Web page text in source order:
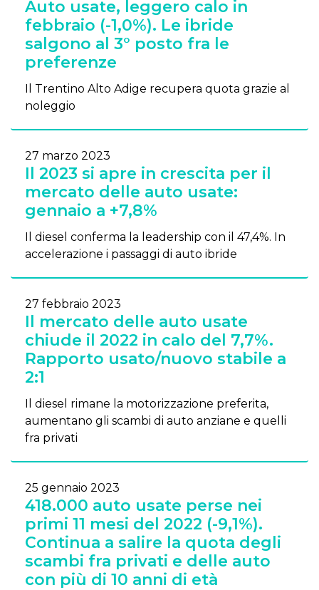
Auto usate, leggero calo in
febbraio (-1,0%). Le ibride
salgono al 3° posto fra le
preferenze
Il Trentino Alto Adige recupera quota grazie al
noleggio
27 marzo 2023
Il 2023 si apre in crescita per il
mercato delle auto usate:
gennaio a +7,8%
Il diesel conferma la leadership con il 47,4%. In
accelerazione i passaggi di auto ibride
27 febbraio 2023
Il mercato delle auto usate
chiude il 2022 in calo del 7,7%.
Rapporto usato/nuovo stabile a
2:1
Il diesel rimane la motorizzazione preferita,
aumentano gli scambi di auto anziane e quelli
fra privati
25 gennaio 2023
418.000 auto usate perse nei
primi 11 mesi del 2022 (-9,1%).
Continua a salire la quota degli
scambi fra privati e delle auto
con più di 10 anni di età